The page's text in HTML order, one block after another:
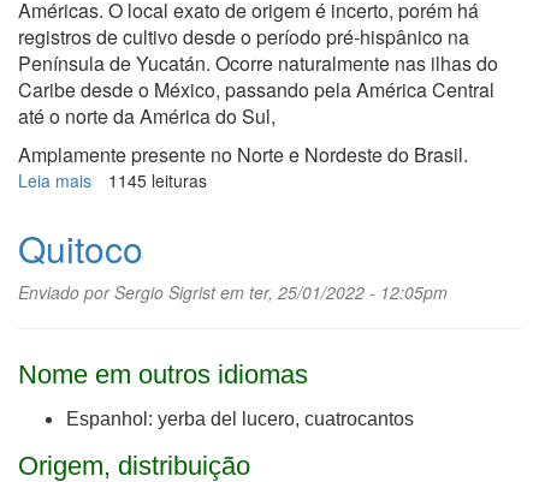
Américas. O local exato de origem é incerto, porém há
registros de cultivo desde o período pré-hispânico na
Península de Yucatán. Ocorre naturalmente nas ilhas do
Caribe desde o México, passando pela América Central
até o norte da América do Sul,
Amplamente presente no Norte e Nordeste do Brasil.
Leia mais sobre
1145 leituras
Quitoco
Enviado porSergio Sigristem ter, 25/01/2022 - 12:05pm
Nome em outros idiomas
Espanhol: yerba del lucero, cuatrocantos
Origem, distribuição